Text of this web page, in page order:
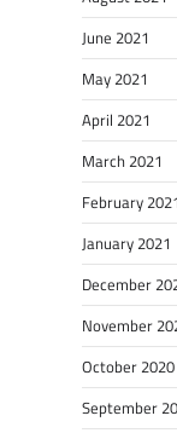
June 2021
May 2021
April 2021
March 2021
February 2021
January 2021
December
November
October 2020
September